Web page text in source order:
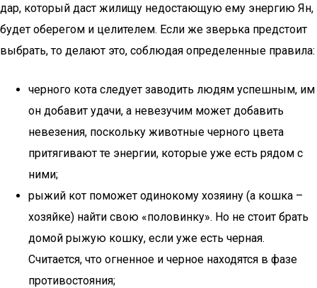
дар, который даст жилищу недостающую ему энергию Ян,
будет оберегом и целителем. Если же зверька предстоит
выбрать, то делают это, соблюдая определенные правила:
черного кота следует заводить людям успешным, им
он добавит удачи, а невезучим может добавить
невезения, поскольку животные черного цвета
притягивают те энергии, которые уже есть рядом с
ними;
рыжий кот поможет одинокому хозяину (а кошка –
хозяйке) найти свою «половинку». Но не стоит брать
домой рыжую кошку, если уже есть черная.
Считается, что огненное и черное находятся в фазе
противостояния;